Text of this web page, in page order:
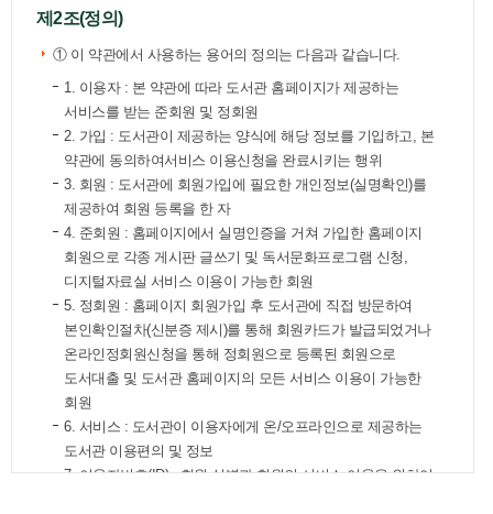
제2조(정의)
① 이 약관에서 사용하는 용어의 정의는 다음과 같습니다.
1. 이용자 : 본 약관에 따라 도서관 홈페이지가 제공하는
서비스를 받는 준회원 및 정회원
2. 가입 : 도서관이 제공하는 양식에 해당 정보를 기입하고, 본
약관에 동의하여서비스 이용신청을 완료시키는 행위
3. 회원 : 도서관에 회원가입에 필요한 개인정보(실명확인)를
제공하여 회원 등록을 한 자
4. 준회원 : 홈페이지에서 실명인증을 거쳐 가입한 홈페이지
회원으로 각종 게시판 글쓰기 및 독서문화프로그램 신청,
디지털자료실 서비스 이용이 가능한 회원
5. 정회원 : 홈페이지 회원가입 후 도서관에 직접 방문하여
본인확인절차(신분증 제시)를 통해 회원카드가 발급되었거나
온라인정회원신청을 통해 정회원으로 등록된 회원으로
도서대출 및 도서관 홈페이지의 모든 서비스 이용이 가능한
회원
6. 서비스 : 도서관이 이용자에게 온/오프라인으로 제공하는
도서관 이용편의 및 정보
7. 이용자번호(ID) : 회원 식별과 회원의 서비스 이용을 위하여